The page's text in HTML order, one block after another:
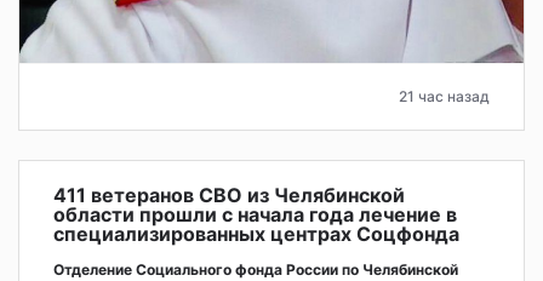
21 час назад
411 ветеранов СВО из Челябинской
области прошли с начала года лечение в
специализированных центрах Соцфонда
Отделение Социального фонда России по Челябинской